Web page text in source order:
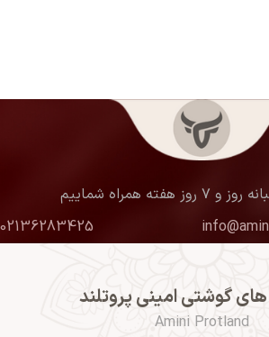
02136283425
های گوشتی امینی پروتلند
Amini Protland